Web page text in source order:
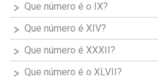
Que número é o IX?
Que número é XIV?
Que número é XXXII?
Que número é o XLVII?